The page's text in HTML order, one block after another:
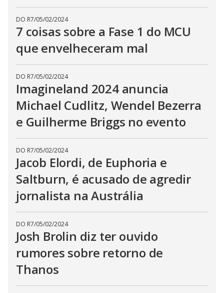
DO R7/05/02/2024
7 coisas sobre a Fase 1 do MCU
que envelheceram mal
DO R7/05/02/2024
Imagineland 2024 anuncia
Michael Cudlitz, Wendel Bezerra
e Guilherme Briggs no evento
DO R7/05/02/2024
Jacob Elordi, de Euphoria e
Saltburn, é acusado de agredir
jornalista na Austrália
DO R7/05/02/2024
Josh Brolin diz ter ouvido
rumores sobre retorno de
Thanos